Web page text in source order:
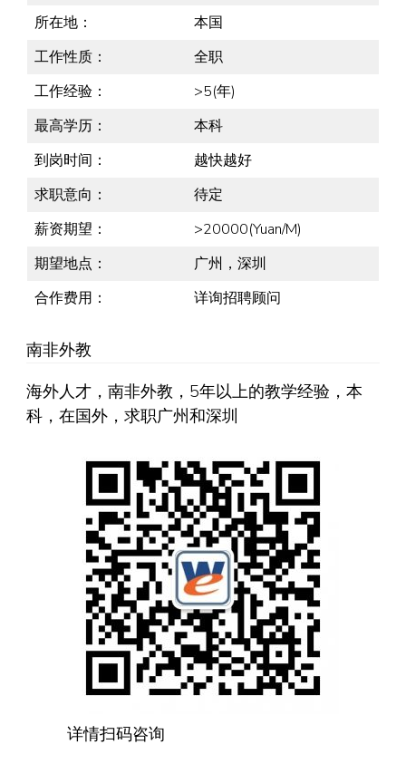
所在地：
本国
工作性质：
全职
工作经验：
>5(年)
最高学历：
本科
到岗时间：
越快越好
求职意向：
待定
薪资期望：
>20000(Yuan/M)
期望地点：
广州，深圳
合作费用：
详询招聘顾问
南非外教
海外人才，南非外教，5年以上的教学经验，本
科，在国外，求职广州和深圳
详情扫码咨询